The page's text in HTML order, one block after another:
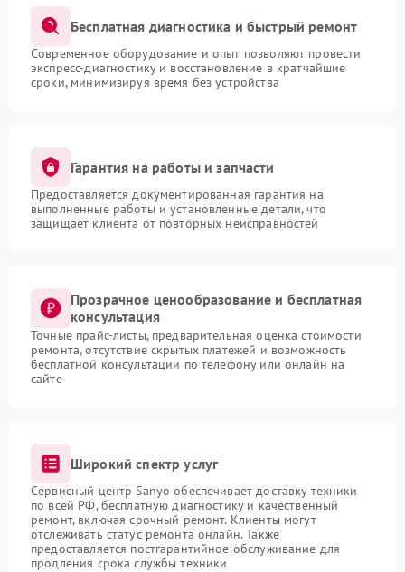
Бесплатная диагностика и быстрый ремонт
Современное оборудование и опыт позволяют провести
экспресс-диагностику и восстановление в кратчайшие
сроки, минимизируя время без устройства
Гарантия на работы и запчасти
Предоставляется документированная гарантия на
выполненные работы и установленные детали, что
защищает клиента от повторных неисправностей
Прозрачное ценообразование и бесплатная
консультация
Точные прайс-листы, предварительная оценка стоимости
ремонта, отсутствие скрытых платежей и возможность
бесплатной консультации по телефону или онлайн на
сайте
Широкий спектр услуг
Сервисный центр Sanyo обеспечивает доставку техники
по всей РФ, бесплатную диагностику и качественный
ремонт, включая срочный ремонт. Клиенты могут
отслеживать статус ремонта онлайн. Также
предоставляется постгарантийное обслуживание для
продления срока службы техники